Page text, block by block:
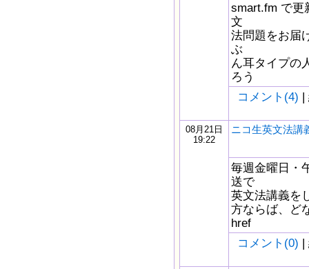
smart.fm で更
文
法問題をお届
ぶ
ん耳タイプの
ろう
コメント(4) |
08月21日
19:22
ニコ生英文法講
毎週金曜日・
送で
英文法講義を
方ならば、ど
href
コメント(0) |